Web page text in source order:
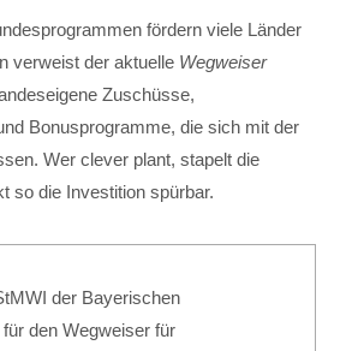
fördern viele Länder
verweist der aktuelle Wegweiser
Zuschüsse,
Bonusprogramme, die sich mit der
Wer clever plant, stapelt die
so die Investition spürbar.
der Bayerischen
den Wegweiser für